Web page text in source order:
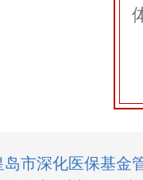
岛市深化医保基金